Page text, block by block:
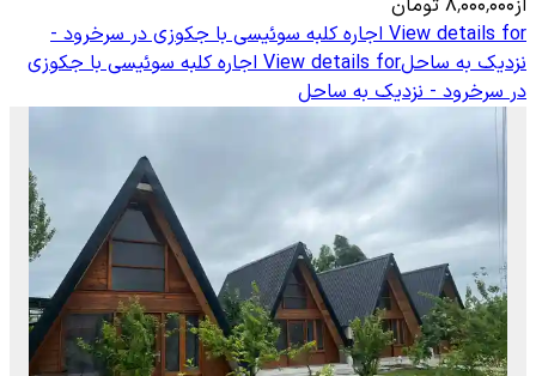
از۸٬۰۰۰٬۰۰۰ تومان
View details for اجاره کلبه سوئیسی با جکوزی در سرخرود -
نزدیک به ساحلView details for اجاره کلبه سوئیسی با جکوزی
در سرخرود - نزدیک به ساحل